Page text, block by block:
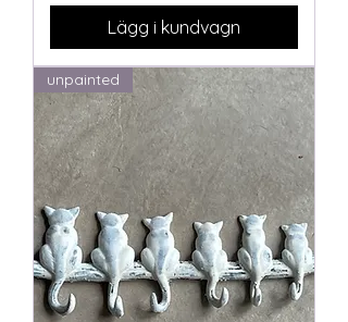
Lägg i kundvagn
unpainted